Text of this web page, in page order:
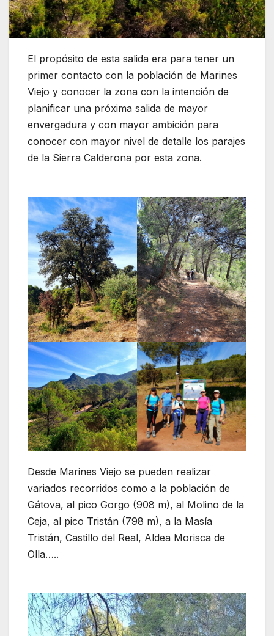
El propósito de esta salida era para tener un
primer contacto con la población de Marines
Viejo y conocer la zona con la intención de
planificar una próxima salida de mayor
envergadura y con mayor ambición para
conocer con mayor nivel de detalle los parajes
de la Sierra Calderona por esta zona.
Desde Marines Viejo se pueden realizar
variados recorridos como a la población de
Gátova, al pico Gorgo (908 m), al Molino de la
Ceja, al pico Tristán (798 m), a la Masía
Tristán, Castillo del Real, Aldea Morisca de
Olla…..